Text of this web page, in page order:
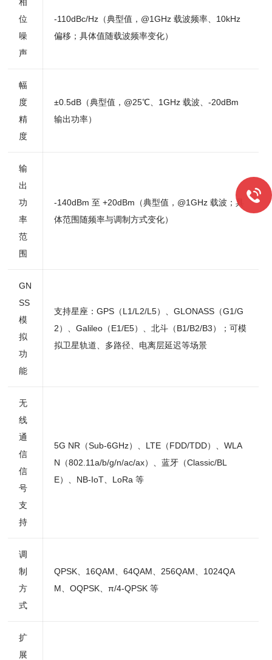
位
噪
声
-110dBc/Hz（典型值，@1GHz 载波频率、10kHz
偏移；具体值随载波频率变化）
幅
度
精
度
±0.5dB（典型值，@25℃、1GHz 载波、-20dBm
输出功率）
输
出
功
率
范
围
-140dBm 至 +20dBm（典型值，@1GHz 载波；具
体范围随频率与调制方式变化）
GN
SS
模
拟
功
能
支持星座：GPS（L1/L2/L5）、GLONASS（G1/G
2）、Galileo（E1/E5）、北斗（B1/B2/B3）；可模
拟卫星轨道、多路径、电离层延迟等场景
无
线
通
信
信
号
支
持
5G NR（Sub-6GHz）、LTE（FDD/TDD）、WLA
N（802.11a/b/g/n/ac/ax）、蓝牙（Classic/BL
E）、NB-IoT、LoRa 等
调
制
方
式
QPSK、16QAM、64QAM、256QAM、1024QA
M、OQPSK、π/4-QPSK 等
扩
展